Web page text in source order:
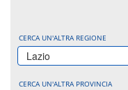
CERCA UN'ALTRA REGIONE
Lazio
CERCA UN'ALTRA PROVINCIA